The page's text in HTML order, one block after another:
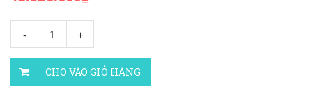
- +
CHO VÀO GIỎ HÀNG